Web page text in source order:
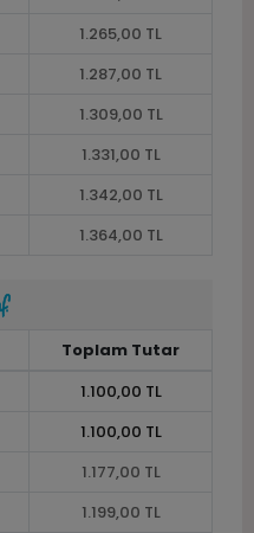
1.265,00 TL
1.287,00 TL
1.309,00 TL
1.331,00 TL
1.342,00 TL
1.364,00 TL
Toplam Tutar
1.100,00 TL
1.100,00 TL
1.177,00 TL
1.199,00 TL